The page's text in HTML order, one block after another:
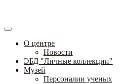
О центре
Новости
ЭБД "Личные коллекции"
Музей
Персоналии ученых